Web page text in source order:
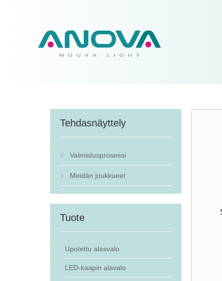
Tehdasnäyttely
 Valmistusprosessi
 Meidän joukkueet
Tuote
Upotettu alasvalo
LED-kaapin alavalo